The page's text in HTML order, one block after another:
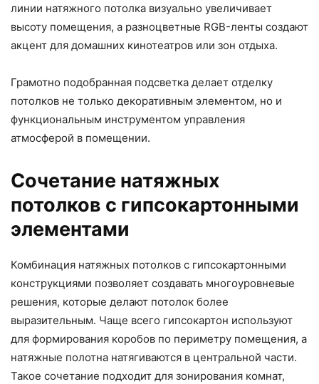
линии натяжного потолка визуально увеличивает
высоту помещения, а разноцветные RGB-ленты создают
акцент для домашних кинотеатров или зон отдыха.
Грамотно подобранная подсветка делает отделку
потолков не только декоративным элементом, но и
функциональным инструментом управления
атмосферой в помещении.
Сочетание натяжных
потолков с гипсокартонными
элементами
Комбинация натяжных потолков с гипсокартонными
конструкциями позволяет создавать многоуровневые
решения, которые делают потолок более
выразительным. Чаще всего гипсокартон используют
для формирования коробов по периметру помещения, а
натяжные полотна натягиваются в центральной части.
Такое сочетание подходит для зонирования комнат,